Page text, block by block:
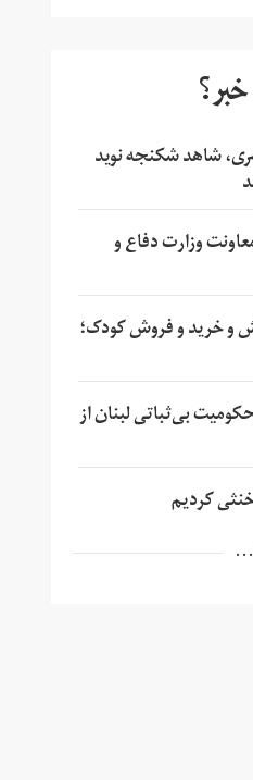
شاهد شکنجه نوید
وزارت دفاع و
و خرید و فروش کودک؛
بی‌ثباتی لبنان از
کردیم